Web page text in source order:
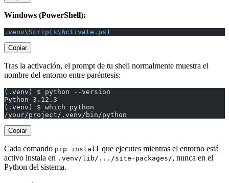
Windows (PowerShell):
.venv\Scripts\Activate.ps1
Copiar
Tras la activación, el prompt de tu shell normalmente muestra el
nombre del entorno entre paréntesis:
(.venv) $ python --version
Python 3.12.3
(.venv) $ which python
/your/project/.venv/bin/python
Copiar
Cada comando pip install que ejecutes mientras el entorno está
activo instala en .venv/lib/.../site-packages/, nunca en el
Python del sistema.